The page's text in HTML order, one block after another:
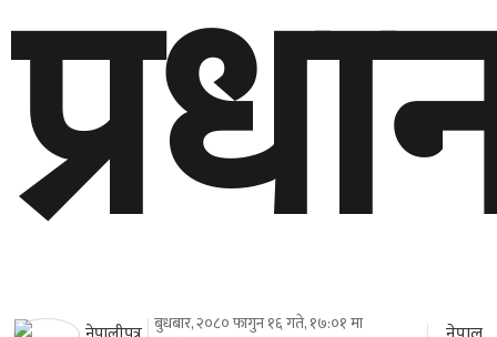
बुधबार, २०८० फागुन १६ गते, १७:०१ मा